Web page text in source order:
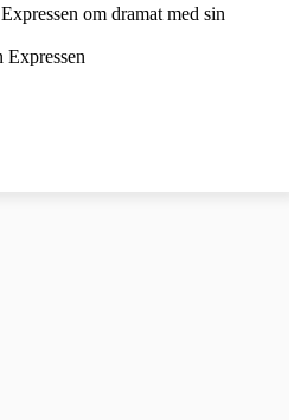
om dramat med sin